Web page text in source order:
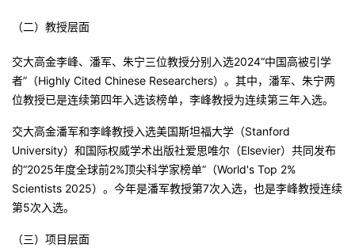
（二）教授层面
交大高金李峰、潘军、朱宁三位教授分别入选2024“中国高被引学
者”（Highly Cited Chinese Researchers）。其中，潘军、朱宁两
位教授已是连续第四年入选该榜单，李峰教授为连续第三年入选。
交大高金潘军和李峰教授入选美国斯坦福大学（Stanford
University）和国际权威学术出版社爱思唯尔（Elsevier）共同发布
的“2025年度全球前2%顶尖科学家榜单”（World's Top 2%
Scientists 2025）。今年是潘军教授第7次入选，也是李峰教授连续
第5次入选。
（三） 项目层面